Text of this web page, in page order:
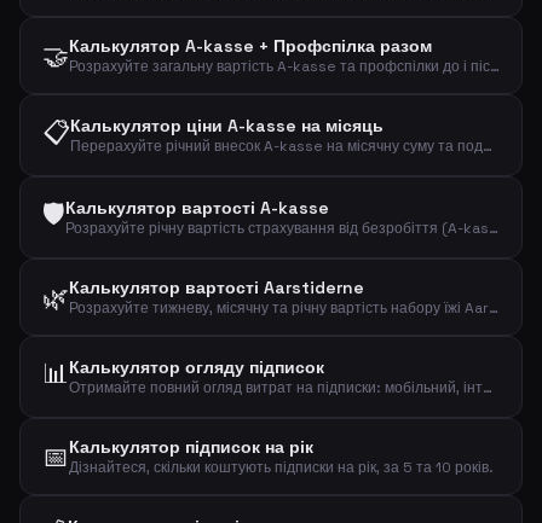
🤝Калькулятор A-kasse + Профспілка разом
Розрахуйте загальну вартість A-kasse та профспілки до і після податкового вирахування.
📋Калькулятор ціни A-kasse на місяць
Перерахуйте річний внесок A-kasse на місячну суму та подивіться ефективну вартість після вирахування.
🛡️Калькулятор вартості A-kasse
Розрахуйте річну вартість страхування від безробіття (A-kasse) та ефективну вартість після податкового вирахування.
🌿Калькулятор вартості Aarstiderne
Розрахуйте тижневу, місячну та річну вартість набору їжі Aarstiderne.
📊Калькулятор огляду підписок
Отримайте повний огляд витрат на підписки: мобільний, інтернет, стрімінг, фітнес, музика, новини та інше.
📅Калькулятор підписок на рік
Дізнайтеся, скільки коштують підписки на рік, за 5 та 10 років.